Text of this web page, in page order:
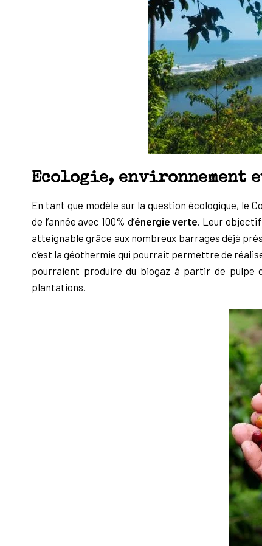
Ecologie, environnement
En tant que modèle sur la question écologique, le
de l’année avec 100% d’énergie verte. Leur
atteignable grâce aux nombreux barrages déjà
c’est la géothermie qui pourrait permettre de
pourraient produire du biogaz à partir de pulpe
plantations.